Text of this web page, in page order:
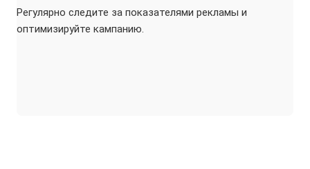
Регулярно следите за показателями рекламы и
оптимизируйте кампанию.